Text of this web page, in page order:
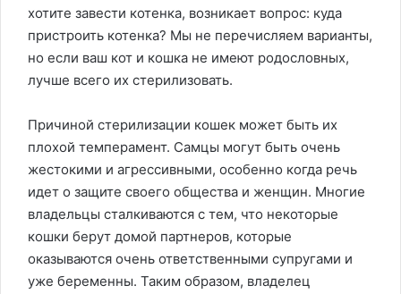
хотите завести котенка, возникает вопрос: куда
пристроить котенка? Мы не перечисляем варианты,
но если ваш кот и кошка не имеют родословных,
лучше всего их стерилизовать.
Причиной стерилизации кошек может быть их
плохой темперамент. Самцы могут быть очень
жестокими и агрессивными, особенно когда речь
идет о защите своего общества и женщин. Многие
владельцы сталкиваются с тем, что некоторые
кошки берут домой партнеров, которые
оказываются очень ответственными супругами и
уже беременны. Таким образом, владелец